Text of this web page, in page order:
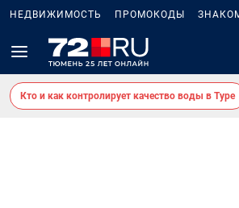
НЕДВИЖИМОСТЬ ПРОМОКОДЫ
Кто и как контролирует качество воды в Туре